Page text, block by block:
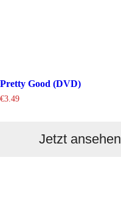
Pretty Good (DVD)
€3.49
Jetzt ansehen